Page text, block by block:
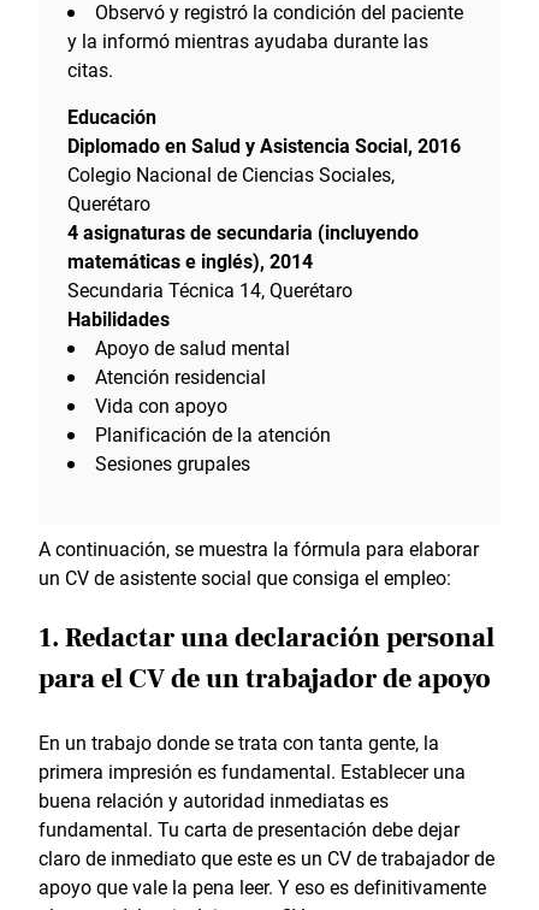
Observó y registró la condición del paciente
y la informó mientras ayudaba durante las
citas.
Educación
Diplomado en Salud y Asistencia Social, 2016
Colegio Nacional de Ciencias Sociales,
Querétaro
4 asignaturas de secundaria (incluyendo
matemáticas e inglés), 2014
Secundaria Técnica 14, Querétaro
Habilidades
Apoyo de salud mental
Atención residencial
Vida con apoyo
Planificación de la atención
Sesiones grupales
A continuación, se muestra la fórmula para elaborar
un CV de asistente social que consiga el empleo:
1. Redactar una declaración personal
para el CV de un trabajador de apoyo
En un trabajo donde se trata con tanta gente, la
primera impresión es fundamental. Establecer una
buena relación y autoridad inmediatas es
fundamental. Tu carta de presentación debe dejar
claro de inmediato que este es un CV de trabajador de
apoyo que vale la pena leer. Y eso es definitivamente